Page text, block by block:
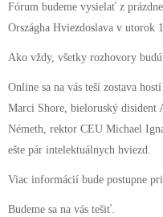
Fórum budeme vysielať z
Országha Hviezdoslava v utorok
Ako vždy, všetky rozhovory
Online sa na vás teší zostava
Marci Shore, bieloruský disident
Németh, rektor CEU Michael
ešte pár intelektuálnych hviezd.
Viac informácií bude postupne
Budeme sa na vás tešiť.